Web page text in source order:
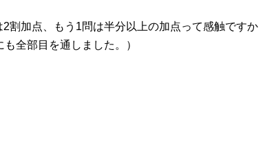
割加点、もう1問は半分以上の加点って感触ですか
全部目を通しました。）